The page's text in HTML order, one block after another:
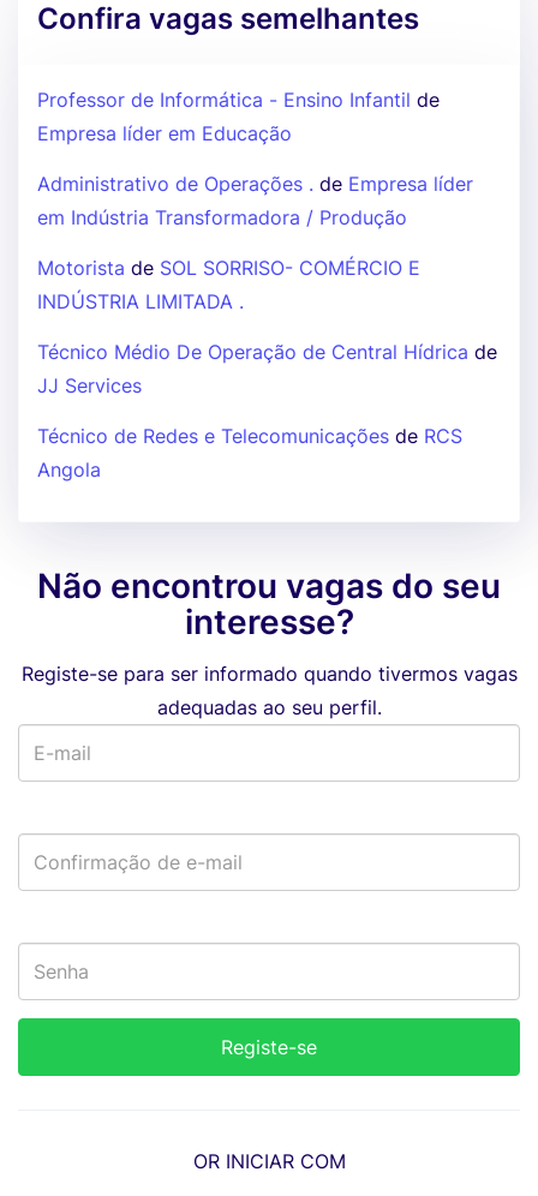
Confira vagas semelhantes
Professor de Informática - Ensino Infantil de
Empresa líder em Educação
Administrativo de Operações . de Empresa líder
em Indústria Transformadora / Produção
Motorista de SOL SORRISO- COMÉRCIO E
INDÚSTRIA LIMITADA .
Técnico Médio De Operação de Central Hídrica de
JJ Services
Técnico de Redes e Telecomunicações de RCS
Angola
Não encontrou vagas do seu
interesse?
Registe-se para ser informado quando tivermos vagas
adequadas ao seu perfil.
OR INICIAR COM